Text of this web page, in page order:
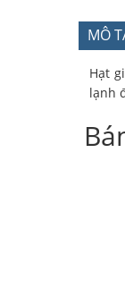
MÔ
Hạt
lạnh